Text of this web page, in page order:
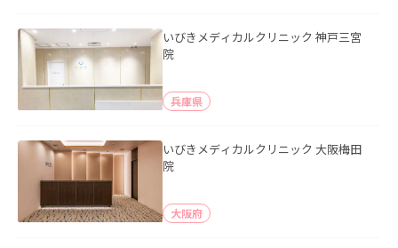
いびきメディカルクリニック 神戸三宮
院
兵庫県
いびきメディカルクリニック 大阪梅田
院
大阪府